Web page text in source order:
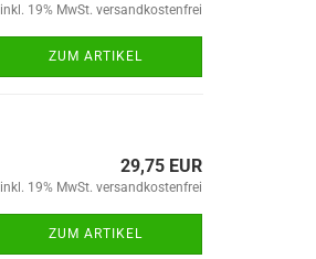
inkl. 19% MwSt. versandkostenfrei
ZUM ARTIKEL
29,75 EUR
inkl. 19% MwSt. versandkostenfrei
ZUM ARTIKEL